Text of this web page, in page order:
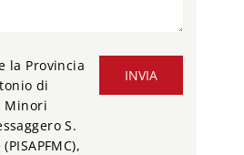
INVIA
la Provincia
di
Minori
S.